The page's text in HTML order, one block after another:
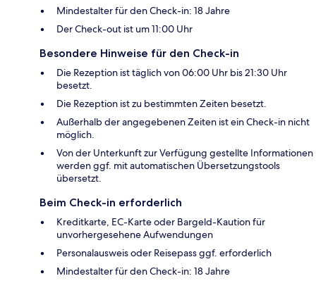
Mindestalter für den Check-in: 18 Jahre
Der Check-out ist um 11:00 Uhr
Besondere Hinweise für den Check-in
Die Rezeption ist täglich von 06:00 Uhr bis 21:30 Uhr
besetzt.
Die Rezeption ist zu bestimmten Zeiten besetzt.
Außerhalb der angegebenen Zeiten ist ein Check-in nicht
möglich.
Von der Unterkunft zur Verfügung gestellte Informationen
werden ggf. mit automatischen Übersetzungstools
übersetzt.
Beim Check-in erforderlich
Kreditkarte, EC-Karte oder Bargeld-Kaution für
unvorhergesehene Aufwendungen
Personalausweis oder Reisepass ggf. erforderlich
Mindestalter für den Check-in: 18 Jahre